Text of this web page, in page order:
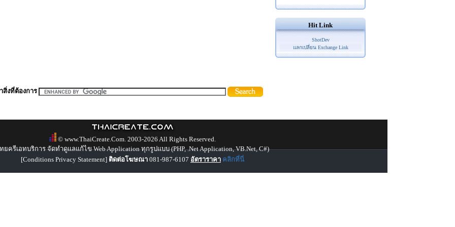
Hit Link
ShotDev
แลกเปลี่ยน Exchange Link
สิ่งที่ต้องการ
© www.ThaiCreate.Com. 2003-2026 All Rights Reserved.
ยครีเอทบริการ จัดทำดูแลแก้ไข Web Application ทุกรูปแบบ (PHP, .Net Application, VB.Net, C#)
[Conditions Privacy Statement] ติดต่อโฆษณา 081-987-6107 อัตราราคา คลิกที่นี่